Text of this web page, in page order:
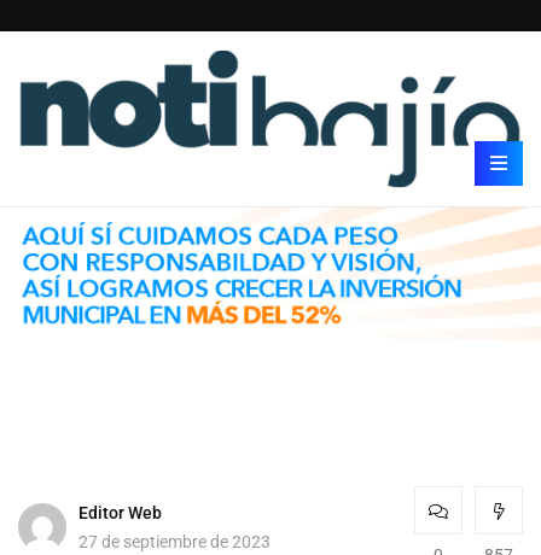
Editor Web
27 de septiembre de 2023